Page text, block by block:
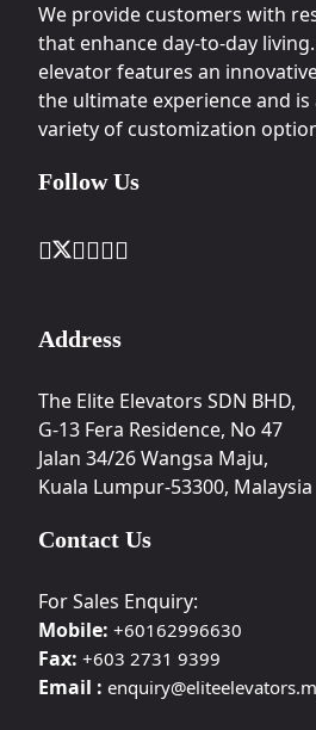
We provide customers with
that enhance day-to-day
elevator features an
the ultimate experience and is
variety of customization
Follow Us
Address
The Elite Elevators SDN BHD,
G-13 Fera Residence, No 47
Jalan 34/26 Wangsa Maju,
Kuala Lumpur-53300, Malaysia
Contact Us
For Sales Enquiry:
Mobile: +60162996630
Fax: +603 2731 9399
Email :